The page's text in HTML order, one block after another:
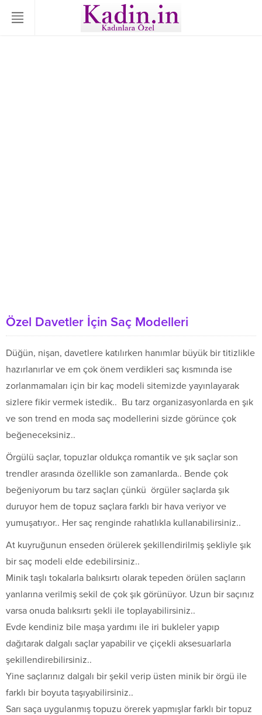
Özel Davetler İçin Saç Modelleri
Düğün, nişan, davetlere katılırken hanımlar büyük bir titizlikle
hazırlanırlar ve em çok önem verdikleri saç kısmında ise
zorlanmamaları için bir kaç modeli sitemizde yayınlayarak
sizlere fikir vermek istedik.. Bu tarz organizasyonlarda en şık
ve son trend en moda saç modellerini sizde görünce çok
beğeneceksiniz..
Örgülü saçlar, topuzlar oldukça romantik ve şık saçlar son
trendler arasında özellikle son zamanlarda.. Bende çok
beğeniyorum bu tarz saçları çünkü örgüler saçlarda şık
duruyor hem de topuz saçlara farklı bir hava veriyor ve
yumuşatıyor.. Her saç renginde rahatlıkla kullanabilirsiniz..
At kuyruğunun enseden örülerek şekillendirilmiş şekliyle şık
bir saç modeli elde edebilirsiniz..
Minik taşlı tokalarla balıksırtı olarak tepeden örülen saçların
yanlarına verilmiş sekil de çok şık görünüyor. Uzun bir saçınız
varsa onuda balıksırtı şekli ile toplayabilirsiniz..
Evde kendiniz bile maşa yardımı ile iri bukleler yapıp
dağıtarak dalgalı saçlar yapabilir ve çiçekli aksesuarlarla
şekillendirebilirsiniz..
Yine saçlarınız dalgalı bir şekil verip üsten minik bir örgü ile
farklı bir boyuta taşıyabilirsiniz..
Sarı saça uygulanmış topuzu örerek yapmışlar farklı bir topuz